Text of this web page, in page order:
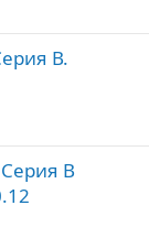
В.
В